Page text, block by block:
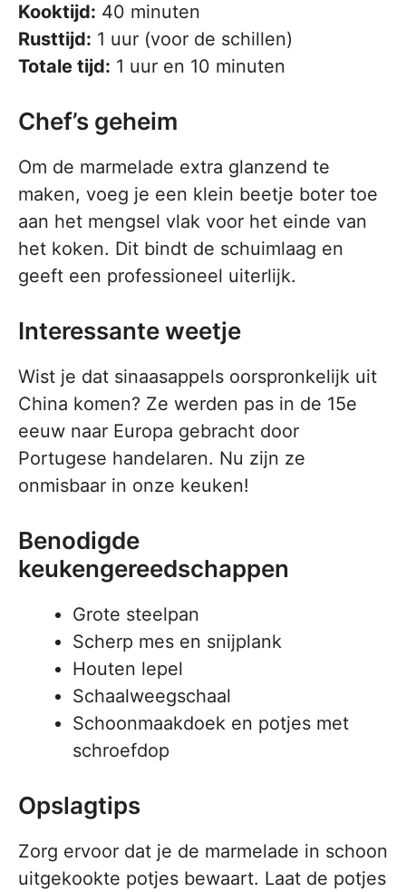
Kooktijd: 40 minuten
Rusttijd: 1 uur (voor de schillen)
Totale tijd: 1 uur en 10 minuten
Chef’s geheim
Om de marmelade extra glanzend te
maken, voeg je een klein beetje boter toe
aan het mengsel vlak voor het einde van
het koken. Dit bindt de schuimlaag en
geeft een professioneel uiterlijk.
Interessante weetje
Wist je dat sinaasappels oorspronkelijk uit
China komen? Ze werden pas in de 15e
eeuw naar Europa gebracht door
Portugese handelaren. Nu zijn ze
onmisbaar in onze keuken!
Benodigde
keukengereedschappen
Grote steelpan
Scherp mes en snijplank
Houten lepel
Schaalweegschaal
Schoonmaakdoek en potjes met
schroefdop
Opslagtips
Zorg ervoor dat je de marmelade in schoon
uitgekookte potjes bewaart. Laat de potjes